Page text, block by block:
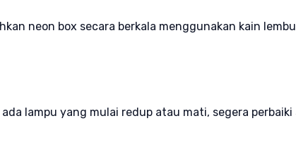
neon box secara berkala menggunakan kain
lampu yang mulai redup atau mati, segera